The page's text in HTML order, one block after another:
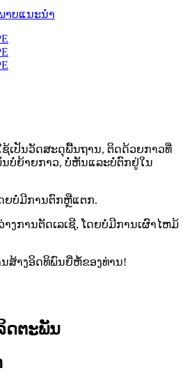
ຊ້ເປັນວັດສະດຸພື້ນຖານ, ຕິດດ້ວຍກາວທີ່
ບໍ່ຍ້າຍກາວ, ບໍ່ຫັນແລະບໍ່ຕົກຢູ່ໃນ
ຍບໍ່ມີການຕົກຫຼືແຕກ.
ງການຕັດເລເຊີ, ໂດຍບໍ່ມີການເຜົາໄຫມ້
ສ້າງອິດທິພົນຍີ່ຫໍ້ຂອງທ່ານ!
ດຕະພັນ